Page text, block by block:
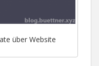
über Website